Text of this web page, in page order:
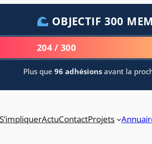
OBJECTIF 300
204 / 300
Plus que 96 adhésionsavant la
S’impliquerActuContactProjets